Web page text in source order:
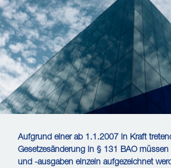
Aufgrund einer ab 1.1.2007 in Kraft
Gesetzesänderung in § 131 BAO müssen
und -ausgaben einzeln aufgezeichnet